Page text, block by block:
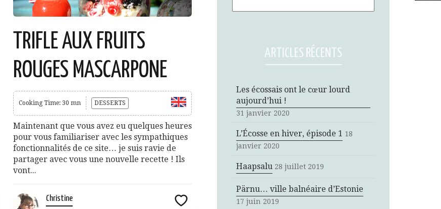
TRIFLE AUX FRUITS
ROUGES MASCARPONE
Cooking Time: 30 mn DESSERTS
Maintenant que vous avez eu quelques heures
pour vous familiariser avec les sympathiques
fonctionnalités de ce site… je suis ravie de
partager avec vous une nouvelle recette ! Ils
vont...
Christine
ARTICLES RÉCENTS
Les écossais ont le cœur lourd
aujourd’hui !
31 janvier 2020
L’Écosse en hiver, épisode 1 18
janvier 2020
Haapsalu 28 juillet 2019
Pärnu… ville balnéaire d’Estonie
17 juin 2019